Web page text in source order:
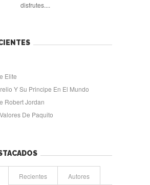
disfrutes....
Elite
Y Su Principe En El Mundo
Robert Jordan
De Paquito
Recientes Autores